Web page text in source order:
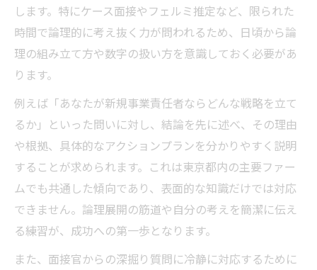
コンサル面接質問の意図を読み解く力を磨
く
都内コンサル選考で選ばれる志望動機の作
フェルミ推定に強くなる東京都内面接準備法
コンサル面接で出題されるフェルミ推定の
特徴
東京都でのフェルミ推定対策ポイントを解
説
フェルミ推定が出やすい業界知識を強化す
る
コンサル面接で役立つ推定練習の進め方
します。特にケース面接やフェルミ推定など、限られた
時間で論理的に考え抜く力が問われるため、日頃から論
理の組み立て方や数字の扱い方を意識しておく必要があ
ります。
例えば「あなたが新規事業責任者ならどんな戦略を立て
るか」といった問いに対し、結論を先に述べ、その理由
や根拠、具体的なアクションプランを分かりやすく説明
することが求められます。これは東京都内の主要ファー
ムでも共通した傾向であり、表面的な知識だけでは対応
できません。論理展開の筋道や自分の考えを簡潔に伝え
る練習が、成功への第一歩となります。
また、面接官からの深掘り質問に冷静に対応するために